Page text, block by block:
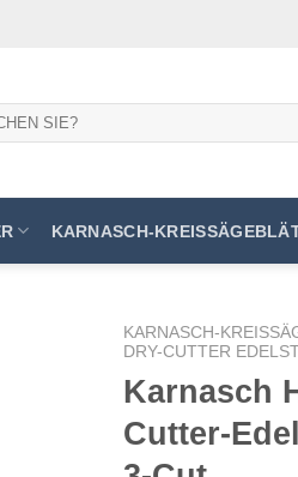
KARNASCH-
KARNASCH-
DRY-CUTTER
Karnasch
Cutter-